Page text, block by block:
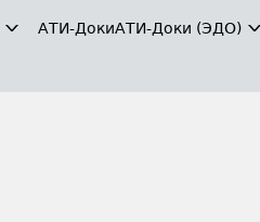
АТИ-ДокиАТИ-Доки (ЭДО)